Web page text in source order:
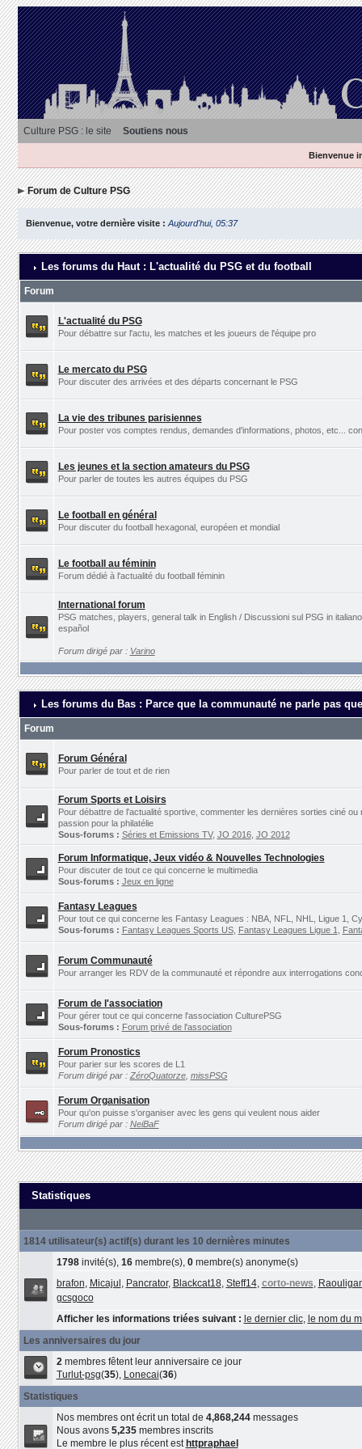
Culture PSG : le site Soutiens nous
Bienvenue
Forum de Culture PSG
Bienvenue, votre dernière visite : Aujourd'hui, 05:37
Les forums du Haut : L'actualité du PSG et du football
Forum
L'actualité du PSG
Pour débattre sur l'actu, les matches et les joueurs de l'équipe pro
Le mercato du PSG
Pour discuter des arrivées et des départs concernant le PSG
La vie des tribunes parisiennes
Pour poster vos comptes rendus, demandes d'informations, photos, etc...
Les jeunes et la section amateurs du PSG
Pour parler de toutes les autres équipes du PSG
Le football en général
Pour discuter du football hexagonal, européen et mondial
Le football au féminin
Forum dédié à l'actualité du football féminin
International forum
PSG matches, players, general talk in English / Discussioni sul PSG in
español
Forum dirigé par : Varino
Les forums du Bas : Parce que la communauté ne parle pas
Forum
Forum Général
Pour parler de tout et de rien
Forum Sports et Loisirs
Pour débattre de l'actualité sportive, commenter les dernières sorties ciné ou
passion pour la philatélie
Sous-forums : Séries et Emissions TV, JO 2016, JO 2012
Forum Informatique, Jeux vidéo & Nouvelles Technologies
Pour discuter de tout ce qui concerne le multimedia
Sous-forums : Jeux en ligne
Fantasy Leagues
Pour tout ce qui concerne les Fantasy Leagues : NBA, NFL, NHL, Ligue 1,
Sous-forums : Fantasy Leagues Sports US, Fantasy Leagues Ligue 1
Forum Communauté
Pour arranger les RDV de la communauté et répondre aux interrogations
Forum de l'association
Pour gérer tout ce qui concerne l'association CulturePSG
Sous-forums : Forum privé de l'association
Forum Pronostics
Pour parier sur les scores de L1
Forum dirigé par : ZéroQuatorze, missPSG
Forum Organisation
Pour qu'on puisse s'organiser avec les gens qui veulent nous aider
Forum dirigé par : NeiBaF
Statistiques
1814 utilisateur(s) actif(s) durant les 10 dernières minutes
1798invité(s), 16membre(s), 0membre(s) anonyme(s)
brafon, Micajul , Pancrator, Blackcat18, Steff14, corto-news,
gcsgoco
Afficher les informations triées suivant : le dernier clic, le nom du
Les anniversaires du jour
2membres fêtent leur anniversaire ce jour
Turlut-psg(35), Lonecai(36)
Statistiques
Nos membres ont écrit un total de 4,868,244messages
Nous avons 5,235membres inscrits
Le membre le plus récent est httpraphael